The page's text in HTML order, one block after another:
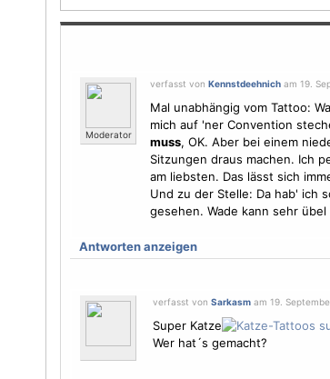
Moderator
verfasst von Kennstdeehnicham 19.
Mal unabhängig vom Tattoo:
mich auf 'ner Convention
muss, OK. Aber bei einem
Sitzungen draus machen. Ich
am liebsten. Das lässt sich
Und zu der Stelle: Da hab' ich
gesehen. Wade kann sehr
Antworten anzeigen
verfasst von Sarkasmam 19.
Super Katze
Wer hat´s gemacht?